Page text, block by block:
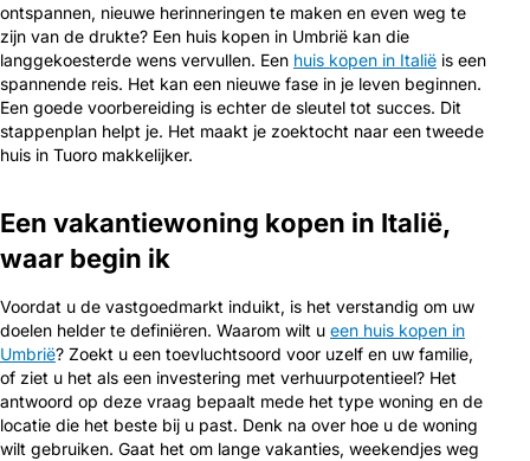
ontspannen, nieuwe herinneringen te maken en even weg te
zijn van de drukte? Een huis kopen in Umbrië kan die
langgekoesterde wens vervullen. Een huis kopen in Italië is een
spannende reis. Het kan een nieuwe fase in je leven beginnen.
Een goede voorbereiding is echter de sleutel tot succes. Dit
stappenplan helpt je. Het maakt je zoektocht naar een tweede
huis in Tuoro makkelijker.
Een vakantiewoning kopen in Italië,
waar begin ik
Voordat u de vastgoedmarkt induikt, is het verstandig om uw
doelen helder te definiëren. Waarom wilt u een huis kopen in
Umbrië? Zoekt u een toevluchtsoord voor uzelf en uw familie,
of ziet u het als een investering met verhuurpotentieel? Het
antwoord op deze vraag bepaalt mede het type woning en de
locatie die het beste bij u past. Denk na over hoe u de woning
wilt gebruiken. Gaat het om lange vakanties, weekendjes weg